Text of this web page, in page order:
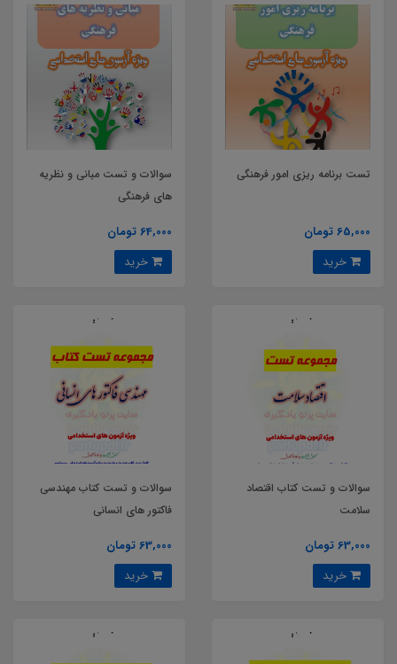
تست برنامه ریزی امور فرهنگی
65,000 تومان
سوالات و تست مبانی و نظریه
های فرهنگی
64,000 تومان
سوالات و تست کتاب اقتصاد
سلامت
63,000 تومان
سوالات و تست کتاب مهندسی
فاکتور های انسانی
63,000 تومان